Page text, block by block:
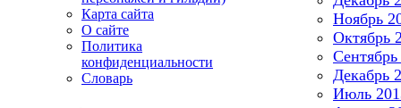
Карта сайта
О сайте
Политика
конфиденциальности
Словарь
Ноябрь
Октябрь
Декабрь
Июль